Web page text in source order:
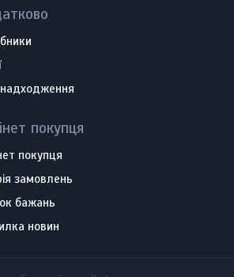
надходження
покупця
покупця
замовлень
бажань
новин